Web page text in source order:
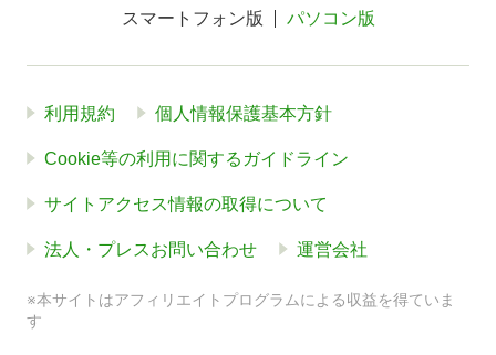
スマートフォン版 パソコン版
利用規約 個人情報保護基本方針
Cookie等の利用に関するガイドライン
サイトアクセス情報の取得について
法人・プレスお問い合わせ 運営会社
※本サイトはアフィリエイトプログラムによる収益を得ていま
す